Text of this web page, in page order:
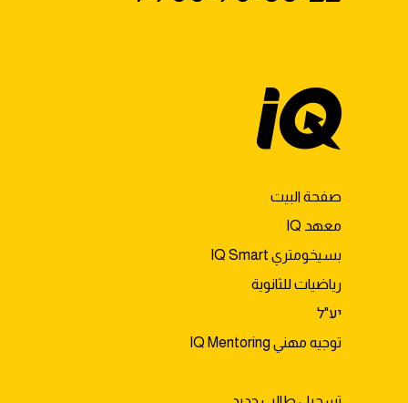
صفحة البيت
معهد IQ
بسيخومتري IQ Smart
رياضيات للثانوية
יע"ל
توجيه مهني IQ Mentoring